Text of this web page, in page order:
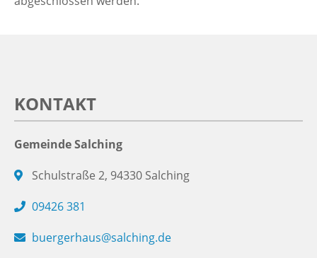
KONTAKT
Gemeinde Salching
Schulstraße 2, 94330 Salching
09426 381
buergerhaus@salching.de